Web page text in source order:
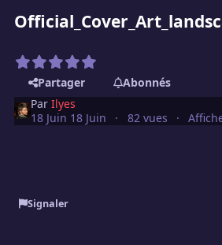
Partager
Abonnés
ParIlyes
18 Juin 18 Juin 82 vues
Signaler